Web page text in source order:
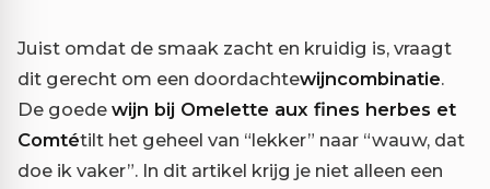
Juist omdat de smaak zacht en kruidig is, vraagt
dit gerecht om een doordachtewijncombinatie.
De goede wijn bij Omelette aux fines herbes et
Comtétilt het geheel van “lekker” naar “wauw, dat
doe ik vaker”. In dit artikel krijg je niet alleen een